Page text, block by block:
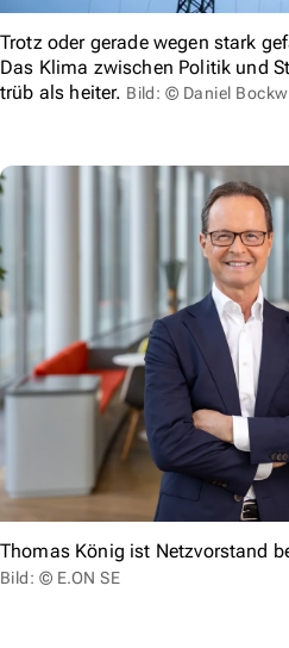
Trotz oder gerade wegen stark
Das Klima zwischen Politik und
trüb als heiter. Bild: © Daniel
Thomas König ist Netzvorstand
Bild: © E.ON SE